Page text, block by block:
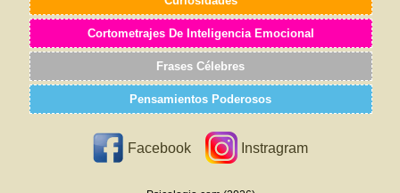
Cortometrajes De Inteligencia Emocional
Frases Célebres
Pensamientos Poderosos
Facebook Instragram